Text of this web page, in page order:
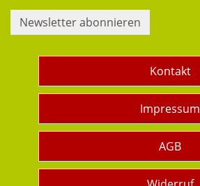
Newsletter abonnieren
Kontakt
Impressum
AGB